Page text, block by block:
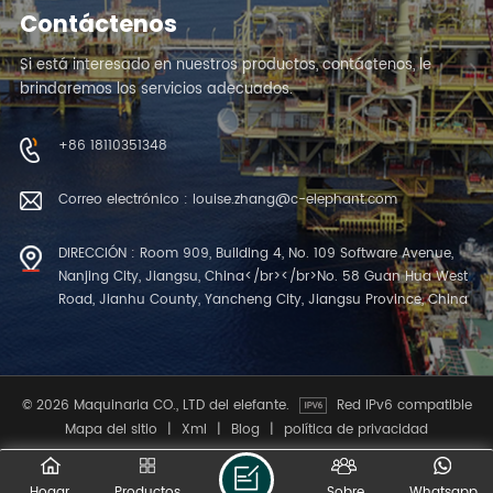
Contáctenos
Si está interesado en nuestros productos, contáctenos, le
brindaremos los servicios adecuados.
+86 18110351348
Correo electrónico : louise.zhang@c-elephant.com
DIRECCIÓN : Room 909, Building 4, No. 109 Software Avenue,
Nanjing City, Jiangsu, China</br></br>No. 58 Guan Hua West
Road, Jianhu County, Yancheng City, Jiangsu Province, China
© 2026 Maquinaria CO., LTD del elefante.
Red IPv6 compatible
Mapa del sitio | Xml | Blog | política de privacidad